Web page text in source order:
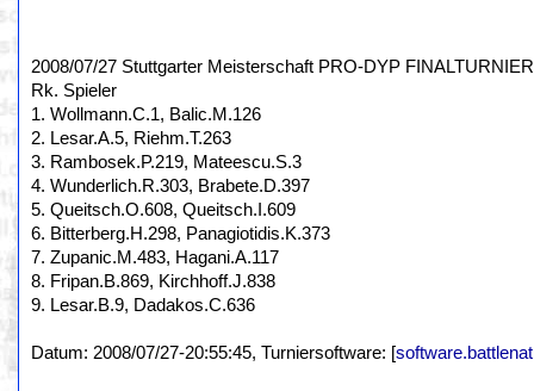
2008/07/27 Stuttgarter Meisterschaft PRO-DYP
Rk. Spieler
1. Wollmann.C.1, Balic.M.126
2. Lesar.A.5, Riehm.T.263
3. Rambosek.P.219, Mateescu.S.3
4. Wunderlich.R.303, Brabete.D.397
5. Queitsch.O.608, Queitsch.I.609
6. Bitterberg.H.298, Panagiotidis.K.373
7. Zupanic.M.483, Hagani.A.117
8. Fripan.B.869, Kirchhoff.J.838
9. Lesar.B.9, Dadakos.C.636
Datum: 2008/07/27-20:55:45, Turniersoftware: [